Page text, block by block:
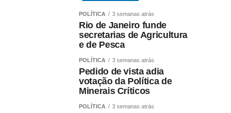
POLÍTICA 3 semanas atrás
Rio de Janeiro funde
secretarias de Agricultura
e de Pesca
POLÍTICA 3 semanas atrás
Pedido de vista adia
votação da Política de
Minerais Críticos
POLÍTICA 3 semanas atrás